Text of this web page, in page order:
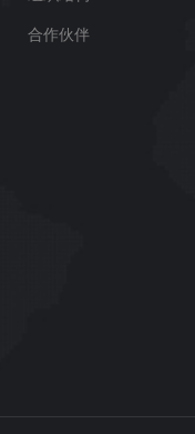
合作伙伴